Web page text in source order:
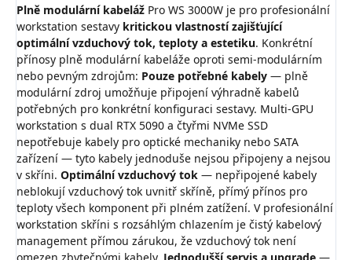
Plně modulární kabeláž Pro WS 3000W je pro profesionální
workstation sestavy kritickou vlastností zajišťující
optimální vzduchový tok, teploty a estetiku. Konkrétní
přínosy plně modulární kabeláže oproti semi-modulárním
nebo pevným zdrojům: Pouze potřebné kabely — plně
modulární zdroj umožňuje připojení výhradně kabelů
potřebných pro konkrétní konfiguraci sestavy. Multi-GPU
workstation s dual RTX 5090 a čtyřmi NVMe SSD
nepotřebuje kabely pro optické mechaniky nebo SATA
zařízení — tyto kabely jednoduše nejsou připojeny a nejsou
v skříni. Optimální vzduchový tok — nepřipojené kabely
neblokují vzduchový tok uvnitř skříně, přímý přínos pro
teploty všech komponent při plném zatížení. V profesionální
workstation skříni s rozsáhlým chlazením je čistý kabelový
management přímou zárukou, že vzduchový tok není